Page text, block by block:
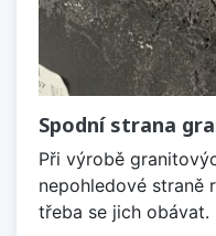
Spodní strana
Při výrobě
nepohledové straně
třeba se jich obávat.